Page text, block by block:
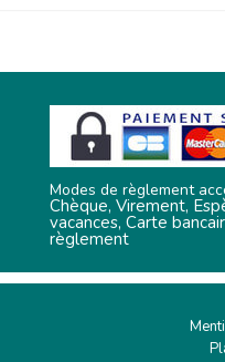
Modes de règlement
Chèque, Virement,
vacances, Carte
règlement